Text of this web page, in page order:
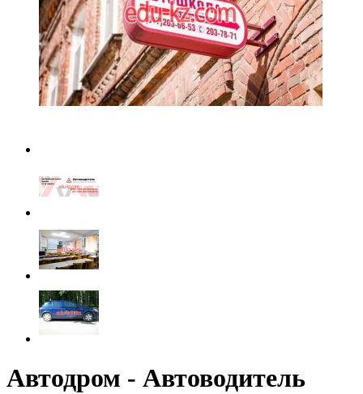
Автодром - Автоводитель